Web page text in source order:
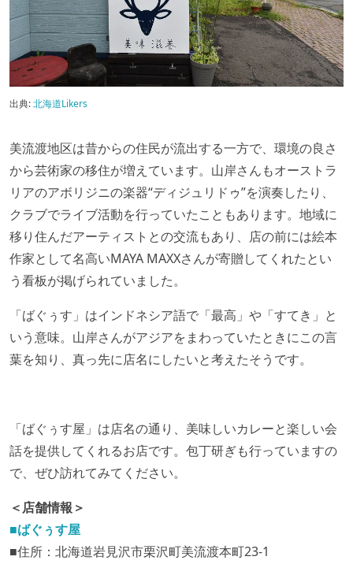
出典:北海道Likers
美流渡地区は昔からの住民が流出する一方で、環境の良さ
から芸術家の移住が増えています。山岸さんもオーストラ
リアのアボリジニの楽器“ディジュリドゥ”を演奏したり、
クラブでライブ活動を行っていたこともあります。地域に
移り住んだアーティストとの交流もあり、店の前には絵本
作家として名高いMAYA MAXXさんが寄贈してくれたとい
う看板が掲げられていました。
「ばぐぅす」はインドネシア語で「最高」や「すてき」と
いう意味。山岸さんがアジアをまわっていたときにこの言
葉を知り、真っ先に店名にしたいと考えたそうです。
「ばぐぅす屋」は店名の通り、美味しいカレーと楽しい会
話を提供してくれるお店です。包丁研ぎも行っていますの
で、ぜひ訪れてみてください。
＜店舗情報＞
■ばぐぅす屋
■住所：北海道岩見沢市栗沢町美流渡本町23-1